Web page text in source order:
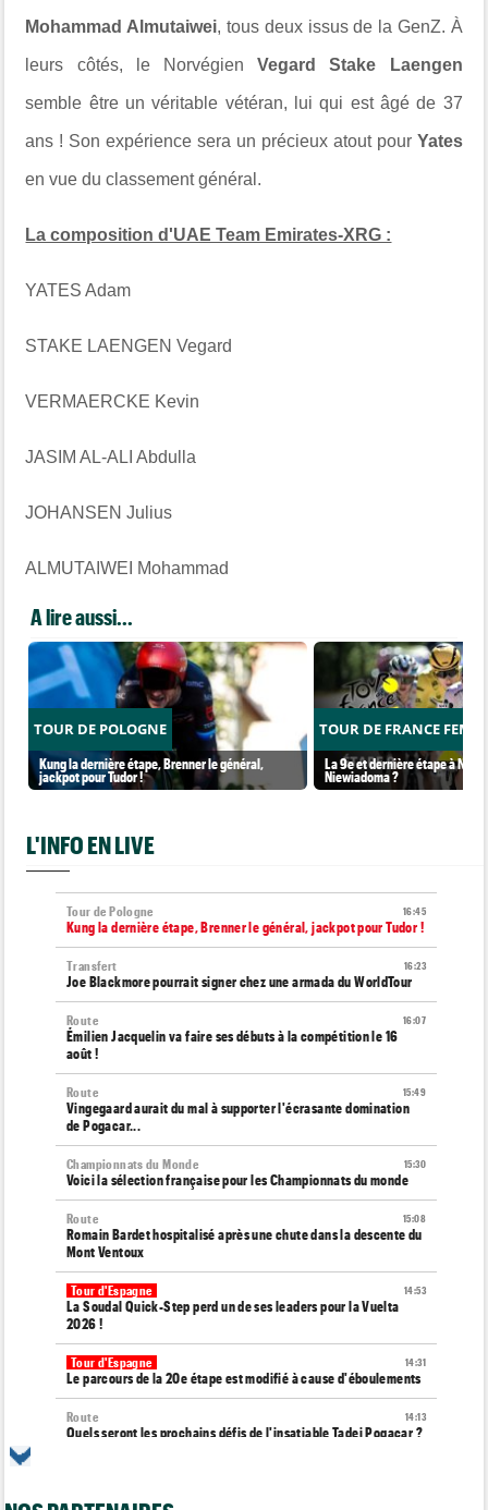
Mohammad Almutaiwei, tous deux issus de la GenZ. À
leurs côtés, le NorvégienVegard Stake Laengen
semble être un véritable vétéran, lui qui est âgé de 37
ans ! Son expérience sera un précieux atout pour Yates
en vue du classement général.
La composition d'UAE Team Emirates-XRG :
YATES Adam
STAKE LAENGEN Vegard
VERMAERCKE Kevin
JASIM AL-ALI Abdulla
JOHANSEN Julius
ALMUTAIWEI Mohammad
A lire aussi...
TOUR DE POLOGNE
Kung la dernière étape, Brenner le général,
jackpot pour Tudor !
TOUR DE FRANCE
La 9e et dernière étape à
Niewiadoma ?
L'INFO EN LIVE
16:45
Tour de Pologne
Kung la dernière étape, Brenner le général, jackpot pour Tudor !
16:23
Transfert
Joe Blackmore pourrait signer chez une armada du WorldTour
16:07
Route
Émilien Jacquelin va faire ses débuts à la compétition le 16
août !
15:49
Route
Vingegaard aurait du mal à supporter l'écrasante domination
de Pogacar...
15:30
Championnats du Monde
Voici la sélection française pour les Championnats du monde
15:08
Route
Romain Bardet hospitalisé après une chute dans la descente du
Mont Ventoux
14:53
Tour d'Espagne
La Soudal Quick-Step perd un de ses leaders pour la Vuelta
2026 !
14:31
Tour d'Espagne
Le parcours de la 20e étape est modifié à cause d'éboulements
14:13
Route
Quels seront les prochains défis de l'insatiable Tadej Pogacar ?